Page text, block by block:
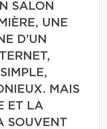
SALON
UNE
D’UN
MAIS
ET LA
SOUVENT